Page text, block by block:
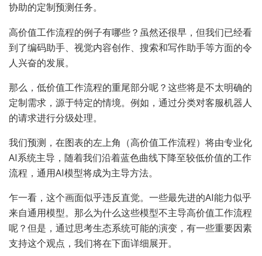
协助的定制预测任务。
高价值工作流程的例子有哪些？虽然还很早，但我们已经看
到了编码助手、视觉内容创作、搜索和写作助手等方面的令
人兴奋的发展。
那么，低价值工作流程的重尾部分呢？这些将是不太明确的
定制需求，源于特定的情境。例如，通过分类对客服机器人
的请求进行分级处理。
我们预测，在图表的左上角（高价值工作流程）将由专业化
AI系统主导，随着我们沿着蓝色曲线下降至较低价值的工作
流程，通用AI模型将成为主导方法。
乍一看，这个画面似乎违反直觉。一些最先进的AI能力似乎
来自通用模型。那么为什么这些模型不主导高价值工作流程
呢？但是，通过思考生态系统可能的演变，有一些重要因素
支持这个观点，我们将在下面详细展开。